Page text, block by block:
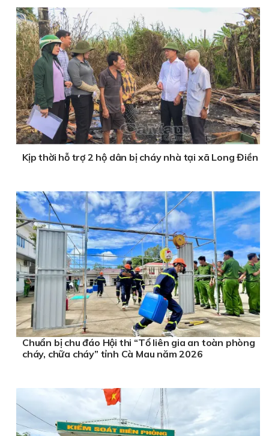
Kịp thời hỗ trợ 2 hộ dân bị cháy nhà tại xã Long Điền
Chuẩn bị chu đáo Hội thi “Tổ liên gia an toàn phòng
cháy, chữa cháy” tỉnh Cà Mau năm 2026